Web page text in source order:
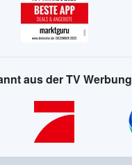
aus der TV Werbung